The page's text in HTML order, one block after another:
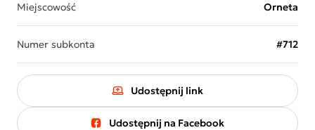
Miejscowość Orneta
Numer subkonta #712
Udostępnij link
Udostępnij na Facebook